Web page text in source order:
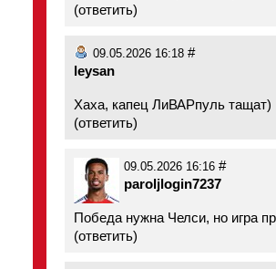
(ответить)
09.05.2026 16:18 #
leysan
Хаха, капец ЛиВАРпуль тащат)
(ответить)
09.05.2026 16:16 #
paroljlogin7237
Победа нужна Челси, но игра
(ответить)